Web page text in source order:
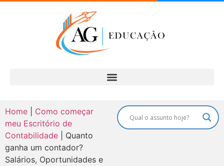
Home
Como começar
meu Escritório de
Contabilidade
Quanto
ganha um contador?
Salários, Oportunidades e